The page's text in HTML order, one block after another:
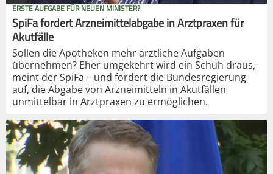
ERSTE AUFGABE FÜR NEUEN MINISTER?
SpiFa fordert Arzneimittelabgabe in Arztpraxen für
Akutfälle
Sollen die Apotheken mehr ärztliche Aufgaben
übernehmen? Eher umgekehrt wird ein Schuh draus,
meint der SpiFa – und fordert die Bundesregierung
auf, die Abgabe von Arzneimitteln in Akutfällen
unmittelbar in Arztpraxen zu ermöglichen.